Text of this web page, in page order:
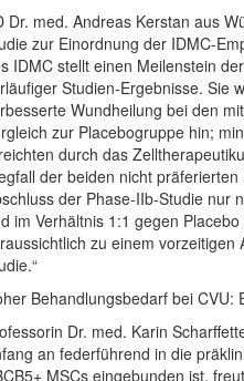
Dr. med. Andreas Kerstan aus
zur Einordnung der IDMC-
IDMC stellt einen Meilenstein
Studien-Ergebnisse. Sie
Wundheilung bei den
zur Placebogruppe hin;
durch das
der beiden nicht
der Phase-IIb-Studie nur
im Verhältnis 1:1 gegen
zu einem vorzeitigen
Behandlungsbedarf bei
Dr. med. Karin
an federführend in die
MSCs eingebunden ist,